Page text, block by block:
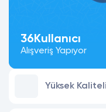
36Kullanıcı
Alışveriş Yapıyor
Yüksek